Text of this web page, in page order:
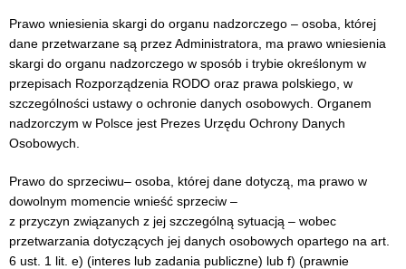
Prawo wniesienia skargi do organu nadzorczego – osoba, której
dane przetwarzane są przez Administratora, ma prawo wniesienia
skargi do organu nadzorczego w sposób i trybie określonym w
przepisach Rozporządzenia RODO oraz prawa polskiego, w
szczególności ustawy o ochronie danych osobowych. Organem
nadzorczym w Polsce jest Prezes Urzędu Ochrony Danych
Osobowych.
Prawo do sprzeciwu– osoba, której dane dotyczą, ma prawo w
dowolnym momencie wnieść sprzeciw –
z przyczyn związanych z jej szczególną sytuacją – wobec
przetwarzania dotyczących jej danych osobowych opartego na art.
6 ust. 1 lit. e) (interes lub zadania publiczne) lub f) (prawnie